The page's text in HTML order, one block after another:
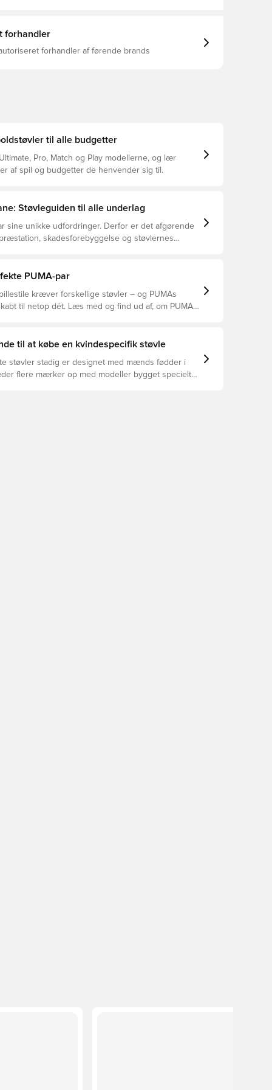
forhandler
forhandler af førende brands
til alle budgetter
Pro, Match og Play modellerne, og lær
af spil og budgetter de henvender sig til.
Støvleguiden til alle underlag
sine unikke udfordringer. Derfor er det afgørende
skadesforebyggelse og støvlernes
underlag.
PUMA-par
kræver forskellige støvler – og PUMAs
til netop dét. Læs med og find ud af, om PUMA
til at købe en kvindespecifik støvle
støvler stadig er designet med mænds fødder i
flere mærker op med modeller bygget specielt